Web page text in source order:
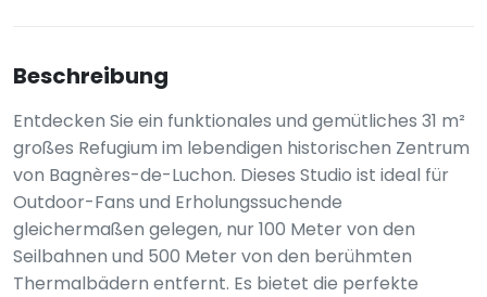
Beschreibung
Entdecken Sie ein funktionales und gemütliches 31 m²
großes Refugium im lebendigen historischen Zentrum
von Bagnères-de-Luchon. Dieses Studio ist ideal für
Outdoor-Fans und Erholungssuchende
gleichermaßen gelegen, nur 100 Meter von den
Seilbahnen und 500 Meter von den berühmten
Thermalbädern entfernt. Es bietet die perfekte